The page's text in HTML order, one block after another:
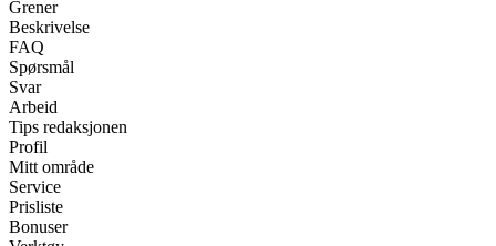
Grener
Beskrivelse
FAQ
Spørsmål
Svar
Arbeid
Tips redaksjonen
Profil
Mitt område
Service
Prisliste
Bonuser